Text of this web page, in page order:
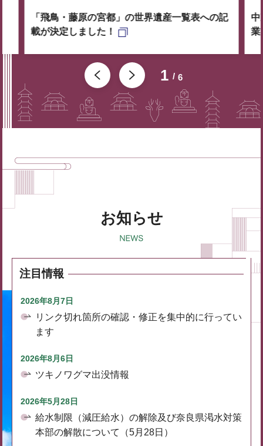
1 6
「飛鳥・藤原の宮都」の世界遺産一覧表への記
載が決定しました！
中
業
お知らせ
注目情報
2026年8月7日
リンク切れ箇所の確認・修正を集中的に行ってい
ます
2026年8月6日
ツキノワグマ出没情報
2026年5月28日
給水制限（減圧給水）の解除及び奈良県渇水対策
本部の解散について（5月28日）